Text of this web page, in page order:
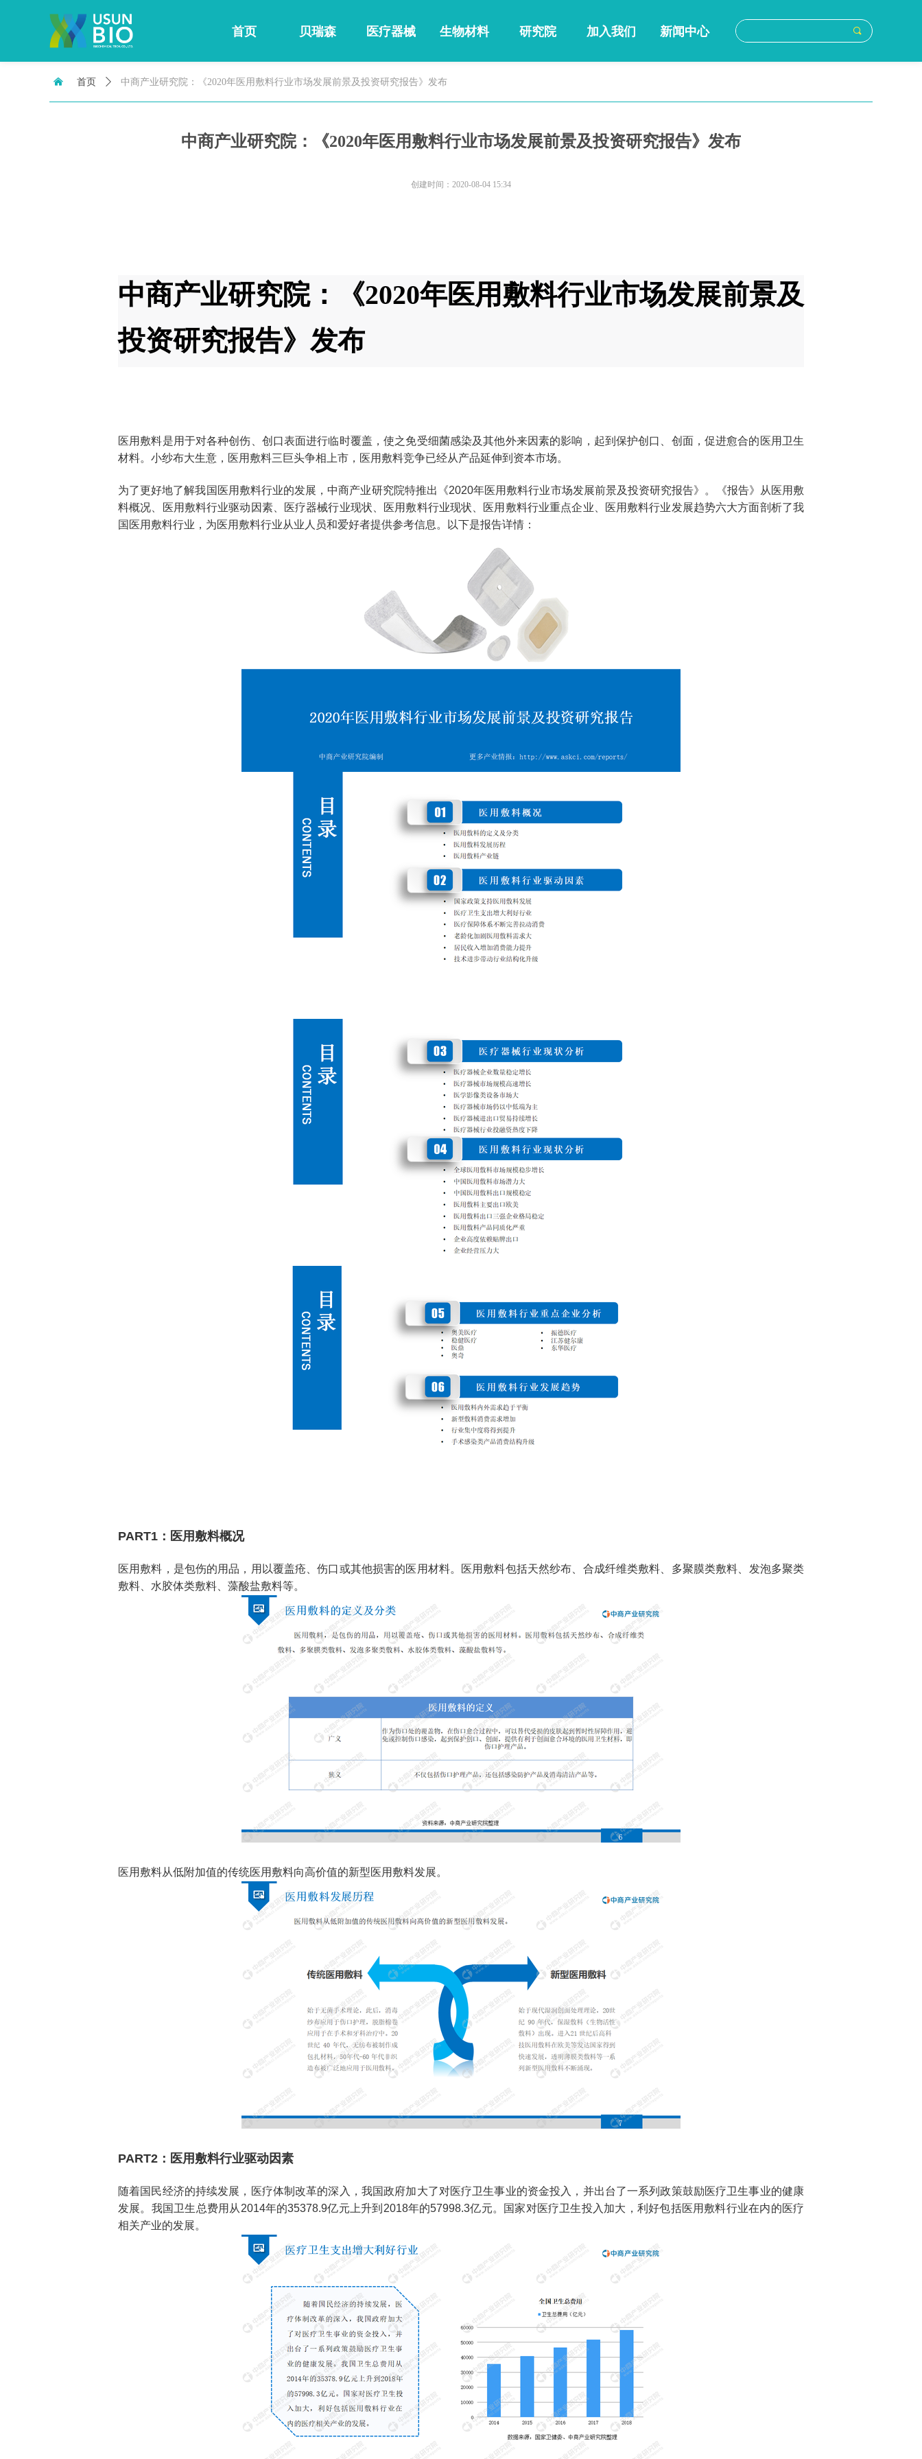
끠
首页 贝瑞森 医疗器械 生物材料 研究院 加入我们 新闻中心
中商产业研究院：《2020年医用敷料行业市场发展前景及投资研究报告》发布
中商产业研究院：《2020年医用敷料行业市场发展前景及
投资研究报告》发布
医用敷料是用于对各种创伤、创口表面进行临时覆盖，使之免受细菌感染及其他外来因素的影响，起到保护创口、创面，促进愈合的医用卫生
材料。小纱布大生意，医用敷料三巨头争相上市，医用敷料竞争已经从产品延伸到资本市场。
为了更好地了解我国医用敷料行业的发展，中商产业研究院特推出《2020年医用敷料行业市场发展前景及投资研究报告》。《报告》从医用敷
料概况、医用敷料行业驱动因素、医疗器械行业现状、医用敷料行业现状、医用敷料行业重点企业、医用敷料行业发展趋势六大方面剖析了我
国医用敷料行业，为医用敷料行业从业人员和爱好者提供参考信息。以下是报告详情：
PART1 ：医用敷料概况
医用敷料， 是包伤的用品，用以覆盖疮、伤口或其他损害的医用材料。医用敷料包括天然纱布、合成纤维类敷料、 多聚膜类敷料、发泡多聚类
敷料、水胶体类敷料、藻酸盐敷料等。
医用敷料从低附加值的传统医用敷料向高价值的新型医用敷料发展。
PART2 ：医用敷料行业驱动因素
随着国民经济的持续发展，医疗体制改革的深入，我国政府加大了对医疗卫生事业的资金投入，并出台了一系列政策鼓励医疗卫生事业的健康
发展。我国卫生总费用从 2014年的35378.9亿元上升到 2018年的57998.3亿元。国家对医疗卫生投入加大，利好包括医用敷料行业在内的医疗
相关产业的发展。
创建时间： 2020-08-04 15:34
낀 首页 ꄲ 中商产业研究院：《2020年医用敷料行业市场发展前景及投资研究报告》发布